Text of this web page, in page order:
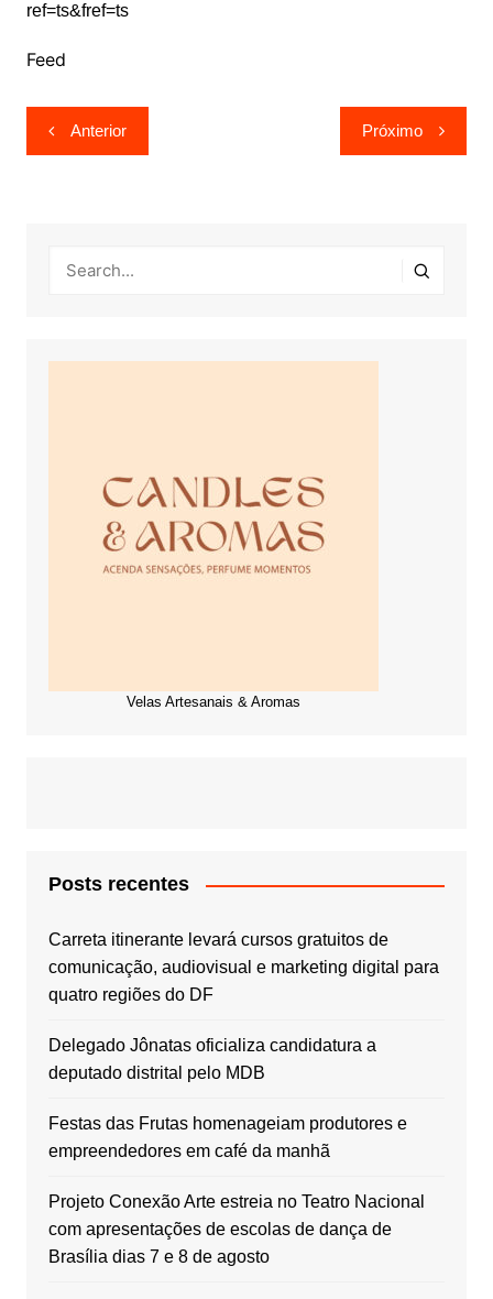
ref=ts&fref=ts
Feed
Navegação
de
Anterior Próximo
Velas Artesanais & Aromas
Posts recentes
Carreta itinerante levará cursos gratuitos de
comunicação, audiovisual e marketing digital para
quatro regiões do DF
Delegado Jônatas oficializa candidatura a
deputado distrital pelo MDB
Festas das Frutas homenageiam produtores e
empreendedores em café da manhã
Projeto Conexão Arte estreia no Teatro Nacional
com apresentações de escolas de dança de
Brasília dias 7 e 8 de agosto